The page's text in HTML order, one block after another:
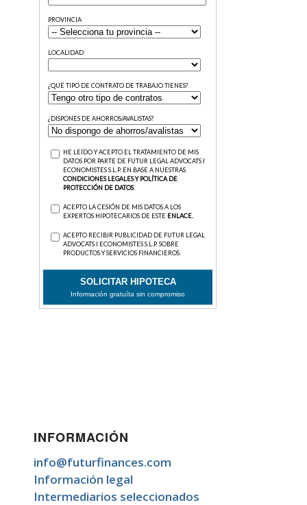
INFORMACIÓN
info@futurfinances.com
Información legal
Intermediarios seleccionados